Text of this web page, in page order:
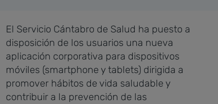
El Servicio Cántabro de Salud ha puesto a
disposición de los usuarios una nueva
aplicación corporativa para dispositivos
móviles (smartphone y tablets) dirigida a
promover hábitos de vida saludable y
contribuir a la prevención de las